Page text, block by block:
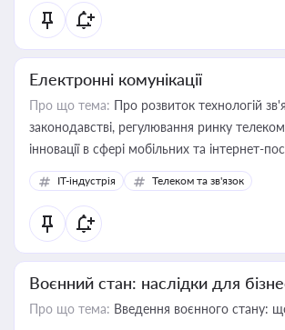
Електронні комунікації
Про що тема: Про розвиток технологій
законодавстві, регулювання ринку
інновації в сфері мобільних та інтернет-
IT-індустрія Телеком та зв'язок
Воєнний стан: наслідки для
Про що тема: Введення воєнного стану: